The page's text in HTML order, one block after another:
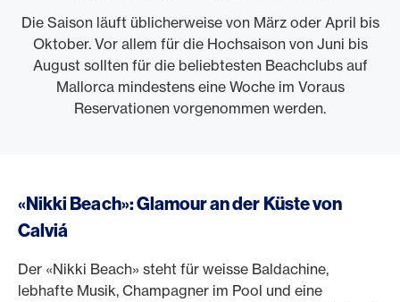
Die Saison läuft üblicherweise von März oder April bis
Oktober. Vor allem für die Hochsaison von Juni bis
August sollten für die beliebtesten Beachclubs auf
Mallorca mindestens eine Woche im Voraus
Reservationen vorgenommen werden.
«Nikki Beach»: Glamour an der Küste von
Calviá
Der «Nikki Beach» steht für weisse Baldachine,
lebhafte Musik, Champagner im Pool und eine